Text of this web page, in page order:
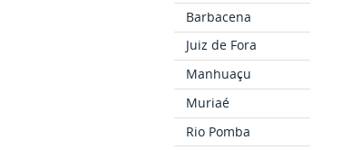
Barbacena
Juiz de Fora
Manhuaçu
Muriaé
Rio Pomba